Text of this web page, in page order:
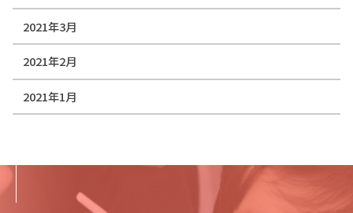
2021年3月
2021年2月
2021年1月